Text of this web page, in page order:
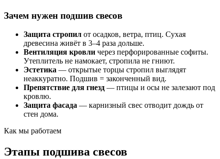
Зачем нужен подшив свесов
Защита стропил от осадков, ветра, птиц. Сухая
древесина живёт в 3–4 раза дольше.
Вентиляция кровли через перфорированные софиты.
Утеплитель не намокает, стропила не гниют.
Эстетика — открытые торцы стропил выглядят
неаккуратно. Подшив = законченный вид.
Препятствие для гнезд — птицы и осы не залезают под
кровлю.
Защита фасада — карнизный свес отводит дождь от
стен дома.
Как мы работаем
Этапы подшива свесов